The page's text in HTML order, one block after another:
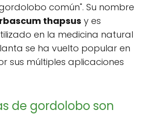
común". Su nombre
thapsus y es
en la medicina natural
se ha vuelto popular en
sus múltiples aplicaciones
de gordolobo son